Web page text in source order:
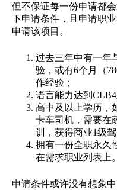
但不保证每一份申请都
下申请条件，且申请职
申请该项目。
过去三年中有一年
验，或有6个月（
作经验；
语言能力达到CLB4
高中及以上学历，
卡车司机，需要在
训，获得商业1级驾
拥有一份全职永久
在需求职业列表上。
申请条件或许没有想象